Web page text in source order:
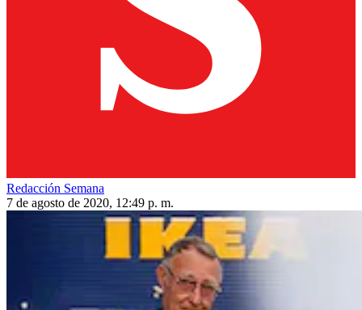
Redacción Semana
7 de agosto de 2020, 12:49 p. m.